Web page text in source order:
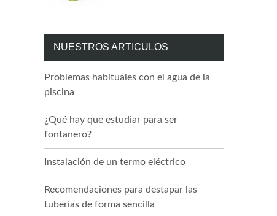
NUESTROS ARTICULOS
Problemas habituales con el agua de la
piscina
¿Qué hay que estudiar para ser
fontanero?
Instalación de un termo eléctrico
Recomendaciones para destapar las
tuberías de forma sencilla